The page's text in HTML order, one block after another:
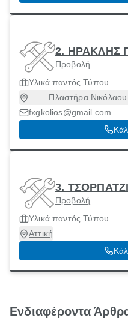
2. ΗΡΑΚΛΗΣ
Προβολή
Υλικά παντός Τύπου
Πλαστήρα
fxgkolios@gmail.com
3.
Προβολή
Υλικά παντός Τύπου
Αττική
Ενδιαφέροντα